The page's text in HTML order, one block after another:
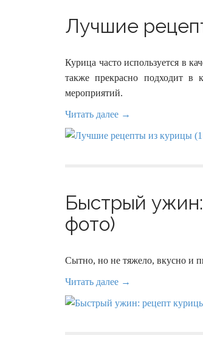
Лучшие
Курица часто используется в
также прекрасно подходит в
мероприятий.
Читать далее →
Быстрый
фото)
Сытно, но не тяжело, вкусно и
Читать далее →